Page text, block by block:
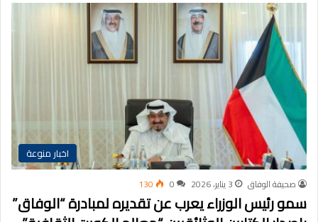
اخبار منوعة
صحيفة الوفاق 3 يناير، 2026 0
130
سمو رئيس الوزراء يعرب عن تقديره لمبادرة “الوفاق”